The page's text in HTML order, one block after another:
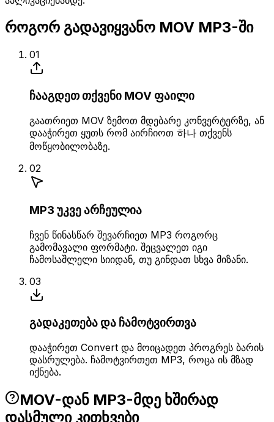
როგორ გადავიყვანო MOV MP3-ში
01
ჩააგდეთ თქვენი MOV ფაილი
გაათრიეთ MOV ზემოთ მდებარე კონვერტერზე, ან
დააჭირეთ ყუთს რომ აირჩიოთ 하나 თქვენს
მოწყობილობაზე.
02
MP3 უკვე არჩეულია
ჩვენ წინასწარ შევარჩიეთ MP3 როგორც
გამომავალი ფორმატი. შეცვალეთ იგი
ჩამოსაშლელი სიიდან, თუ გინდათ სხვა მიზანი.
03
გადაკეთება და ჩამოტვირთვა
დააჭირეთ Convert და მოიცადეთ პროგრეს ბარის
დასრულება. ჩამოტვირთეთ MP3, როცა ის მზად
იქნება.
MOV-დან MP3-მდე ხშირად
დასმული კითხვები